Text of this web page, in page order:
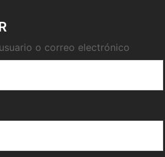
o correo electrónico